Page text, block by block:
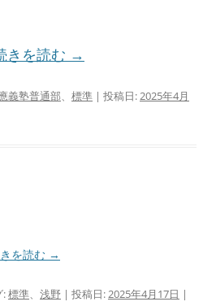
きを読む →
義塾普通部、 標準 | 投稿日:2025年4月
を読む →
:標準、 浅野 | 投稿日:2025年4月17日 |